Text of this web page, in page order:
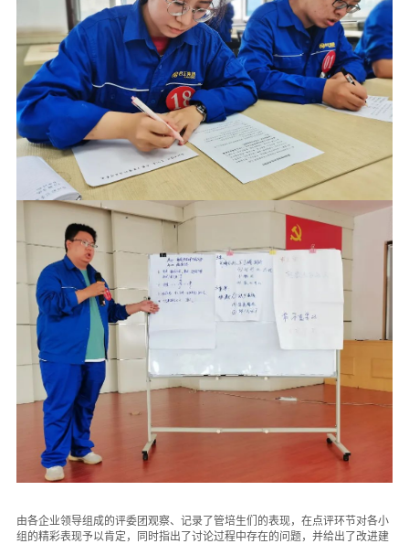
由各企业领导组成的评委团观察、记录了管培生们的表现，在点评环节对各小
组的精彩表现予以肯定，同时指出了讨论过程中存在的问题，并给出了改进建